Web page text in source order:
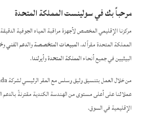
مرحباً بك في سولينست المملكة المتحدة
مركزنا الإقليمي المخصص لأجهزة مراقبة المياه الجوفية
المملكة المتحدة مقراً له،المبيعات المتخصصة والدعم الفني
البيئيين في جميع أنحاءالمملكة المتحدة وأيرلندا.
عملائنا على أعلى مستوى من الهندسة الكندية مقترنةً بالدعم
الإقليمية في السوق.